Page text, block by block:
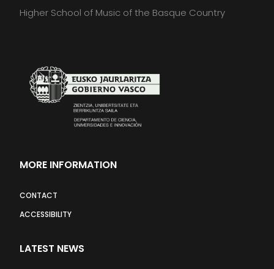
Higher School of Music of the Basque Country
MORE INFORMATION
CONTACT
ACCESSIBILITY
LATEST NEWS